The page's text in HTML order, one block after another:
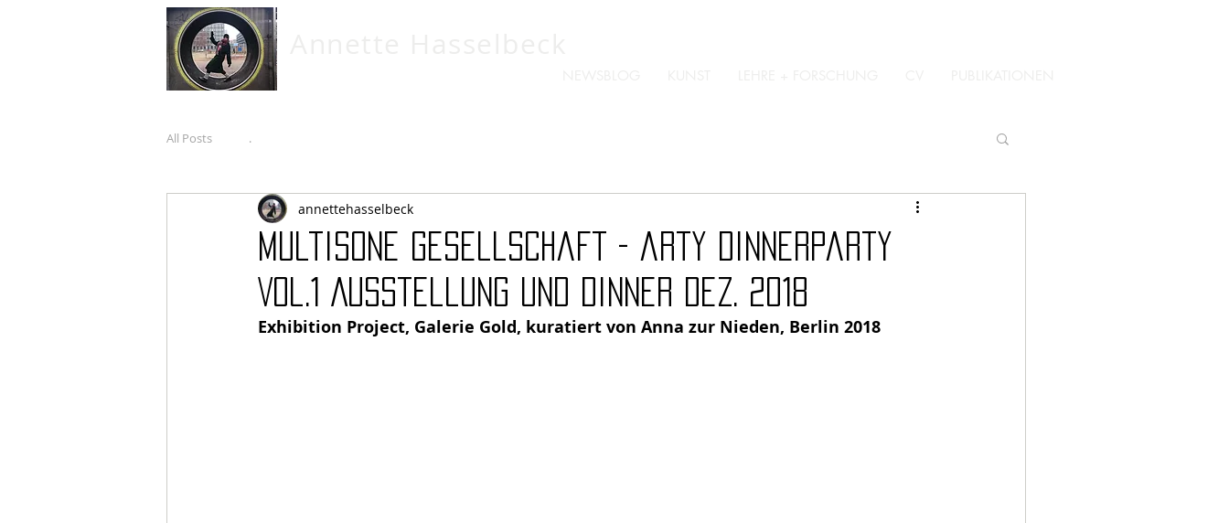
All Posts .
Multisone Gesellschaft - arty dinnerparty
Vol.1 Ausstellung und Dinner Dez. 2018
annettehasselbeck
Exhibition Project, Galerie Gold, kuratiert von Anna zur Nieden, Berlin 2018